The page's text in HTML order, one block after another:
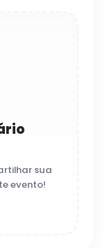
sua
evento!